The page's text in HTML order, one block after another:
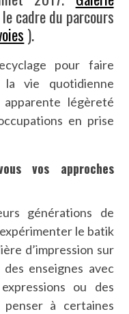
cadre du parcours
).
pour faire
vie quotidienne
légèreté
en prise
vos approches
générations de
le batik
d’impression sur
enseignes avec
ou des
à certaines